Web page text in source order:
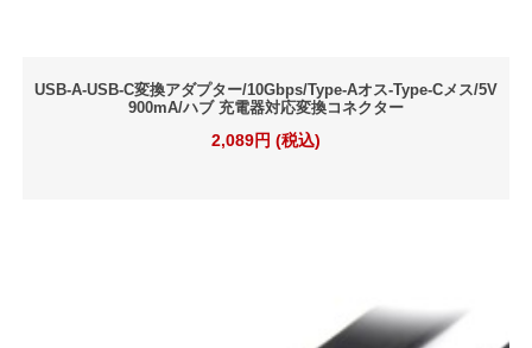
USB-A-USB-C変換アダプター/10Gbps/Type-Aオス-Type-Cメス/5V
900mA/ハブ 充電器対応変換コネクター
2,089円 (税込)